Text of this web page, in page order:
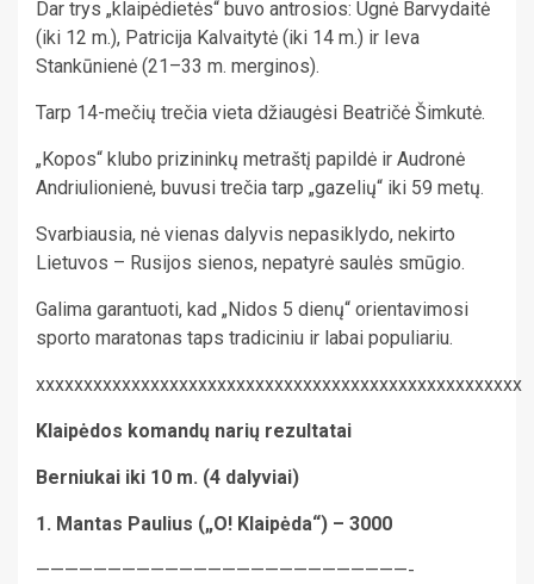
Dar trys „klaipėdietės“ buvo antrosios: Ugnė Barvydaitė
(iki 12 m.), Patricija Kalvaitytė (iki 14 m.) ir Ieva
Stankūnienė (21–33 m. merginos).
Tarp 14-mečių trečia vieta džiaugėsi Beatričė Šimkutė.
„Kopos“ klubo prizininkų metraštį papildė ir Audronė
Andriulionienė, buvusi trečia tarp „gazelių“ iki 59 metų.
Svarbiausia, nė vienas dalyvis nepasiklydo, nekirto
Lietuvos – Rusijos sienos, nepatyrė saulės smūgio.
Galima garantuoti, kad „Nidos 5 dienų“ orientavimosi
sporto maratonas taps tradiciniu ir labai populiariu.
xxxxxxxxxxxxxxxxxxxxxxxxxxxxxxxxxxxxxxxxxxxxxxxxxxx
Klaipėdos komandų narių rezultatai
Berniukai iki 10 m. (4 dalyviai)
1. Mantas Paulius („O! Klaipėda“) – 3000
——————————————————————————-